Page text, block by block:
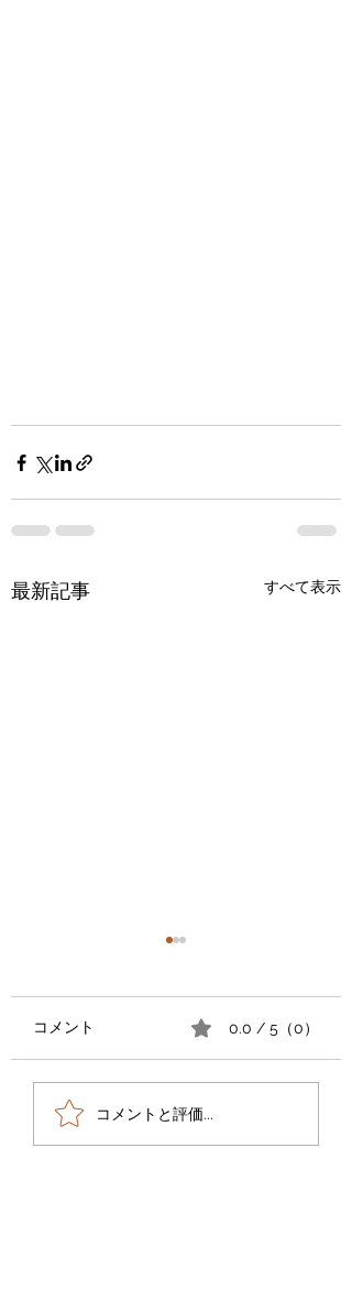
最新記事 すべて表示
龍みくじ2026ギャラリ
ー4/5(Serial number.76-
コメント 0.0 / 5（0）
コメントと評価...